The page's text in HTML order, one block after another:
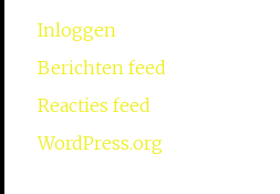
Inloggen
Berichten feed
Reacties feed
WordPress.org